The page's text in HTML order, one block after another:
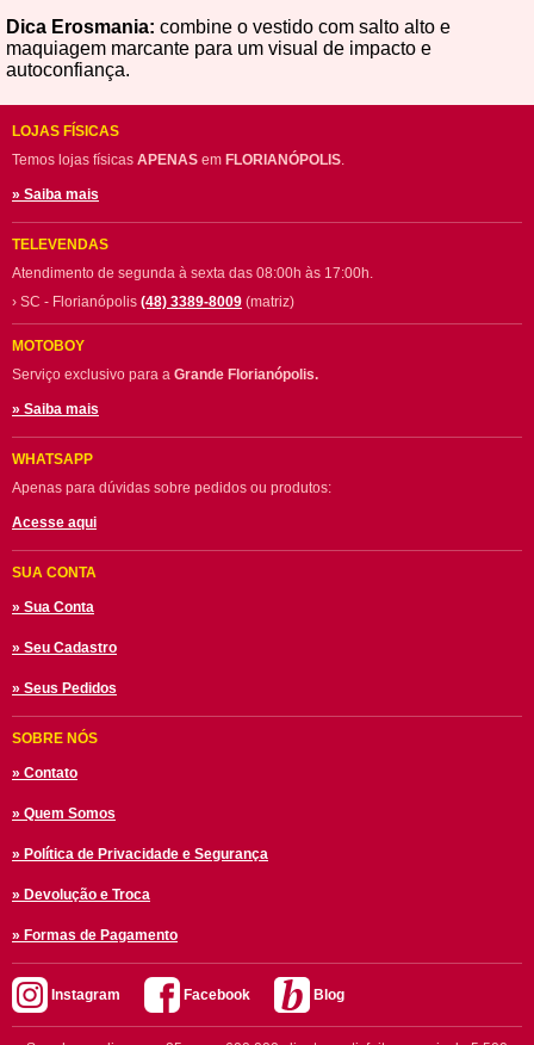
Dica Erosmania: combine o vestido com salto alto e
maquiagem marcante para um visual de impacto e
autoconfiança.
LOJAS FÍSICAS
Temos lojas físicas APENAS em FLORIANÓPOLIS.
» Saiba mais
TELEVENDAS
Atendimento de segunda à sexta das 08:00h às 17:00h.
› SC - Florianópolis (48) 3389-8009 (matriz)
MOTOBOY
Serviço exclusivo para a Grande Florianópolis.
» Saiba mais
WHATSAPP
Apenas para dúvidas sobre pedidos ou produtos:
Acesse aqui
SUA CONTA
» Sua Conta
» Seu Cadastro
» Seus Pedidos
SOBRE NÓS
» Contato
» Quem Somos
» Política de Privacidade e Segurança
» Devolução e Troca
» Formas de Pagamento
Instagram Facebook Blog